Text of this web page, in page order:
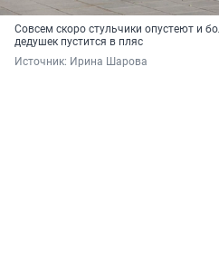
Совсем скоро стульчики опустеют и
дедушек пустится в пляс
Источник: Ирина Шарова